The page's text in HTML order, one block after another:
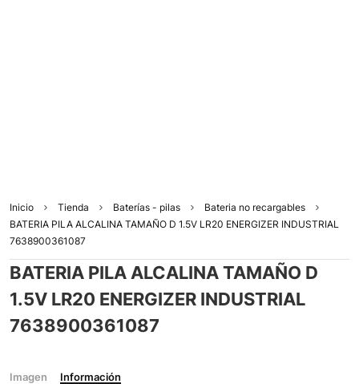
Inicio Tienda Baterías - pilas
Bateria no recargables
BATERIA PILA ALCALINA TAMAÑO D 1.5V LR20 ENERGIZER INDUSTRIAL
7638900361087
BATERIA PILA ALCALINA TAMAÑO D
1.5V LR20 ENERGIZER INDUSTRIAL
7638900361087
Imagen Información